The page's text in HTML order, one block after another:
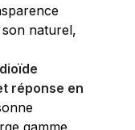
naturel,
réponse en
gamme